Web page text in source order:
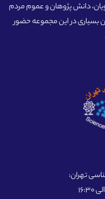
دانش پژوهان و عموم مردم
بسیاری در این مجموعه حضور
تهران: